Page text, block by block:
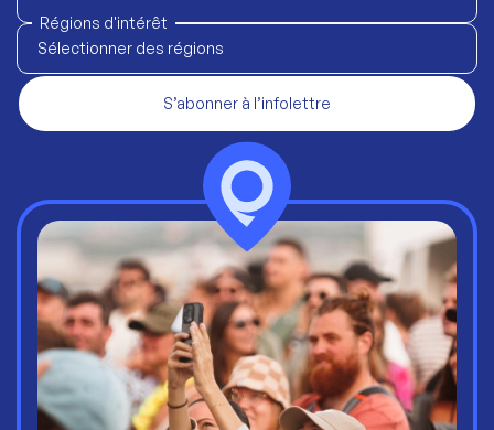
Régions d'intérêt
Sélectionner des régions
S’abonner à l’infolettre